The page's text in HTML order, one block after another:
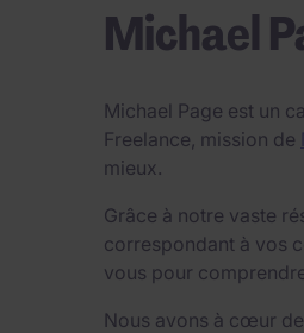
Michael
Michael Page est un
Freelance, mission de
mieux.
Grâce à notre vaste
correspondant à vos
vous pour
Nous avons à cœur